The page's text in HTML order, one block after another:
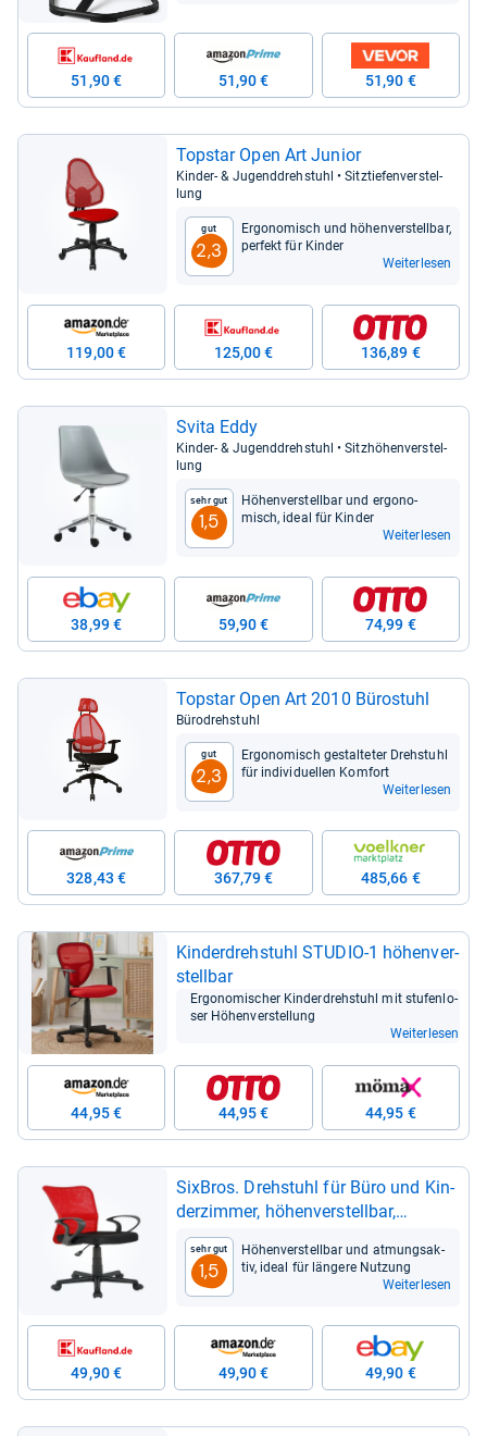
51,90 € 51,90 € 51,90 €
Top­star Open Art Junior
Kin­der-​ & Jugend­dreh­stuhl • Sitz­tie­fen­ver­stel­
lung
Gut
2,3
Ergo­no­misch und höhen­ver­stell­bar,
per­fekt für Kin­der
Weiterlesen
119,00 € 125,00 € 136,89 €
Svita Eddy
Kin­der-​ & Jugend­dreh­stuhl • Sitz­hö­hen­ver­stel­
lung
Sehr gut
1,5
Höhen­ver­stell­bar und ergo­no­
misch, ideal für Kin­der
Weiterlesen
38,99 € 59,90 € 74,99 €
Top­star Open Art 2010 Büro­stuhl
Büro­dreh­stuhl
Gut
2,3
Ergo­no­misch gestal­te­ter Dreh­stuhl
für indi­vi­du­el­len Kom­fort
Weiterlesen
328,43 € 367,79 € 485,66 €
Kin­der­dreh­stuhl STU­DIO-​1 höhen­ver­
stell­bar
Ergo­no­mi­scher Kin­der­dreh­stuhl mit stu­fen­lo­
ser Höhen­ver­stel­lung
Weiterlesen
44,95 € 44,95 € 44,95 €
Six­Bros. Dreh­stuhl für Büro und Kin­
der­zim­mer, höhen­ver­stell­bar,
rot/schwarz
Sehr gut
1,5
Höhen­ver­stell­bar und atmungs­ak­
tiv, ideal für län­gere Nut­zung
Weiterlesen
49,90 € 49,90 € 49,90 €